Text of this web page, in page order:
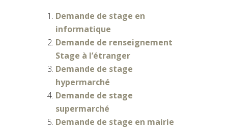
Demande de stage en
informatique
Demande de renseignement
Stage à l’étranger
Demande de stage
hypermarché
Demande de stage
supermarché
Demande de stage en mairie